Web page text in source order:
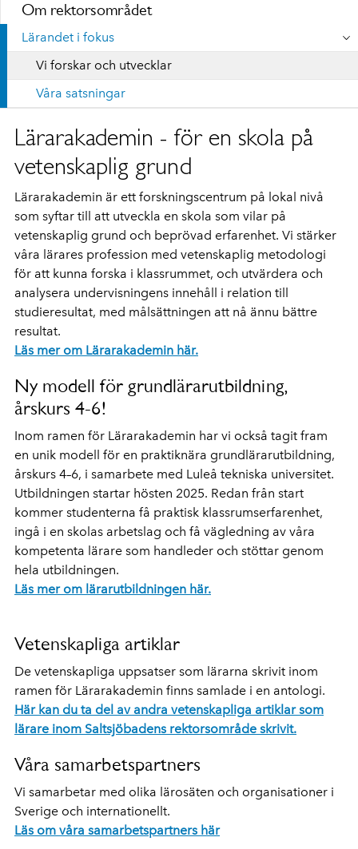
Om rektorsområdet
Lärandet i fokus
Vi forskar och utvecklar
Våra satsningar
Lärarakademin - för en skola på
vetenskaplig grund
Lärarakademin är ett forskningscentrum på lokal nivå
som syftar till att utveckla en skola som vilar på
vetenskaplig grund och beprövad erfarenhet. Vi stärker
våra lärares profession med vetenskaplig metodologi
för att kunna forska i klassrummet, och utvärdera och
analysera undervisningens innehåll i relation till
studieresultat, med målsättningen att nå ännu bättre
resultat.
Läs mer om Lärarakademin här.
Ny modell för grundlärarutbildning,
årskurs 4-6!
Inom ramen för Lärarakademin har vi också tagit fram
en unik modell för en praktiknära grundlärarutbildning,
årskurs 4–6, i samarbete med Luleå tekniska universitet.
Utbildningen startar hösten 2025. Redan från start
kommer studenterna få praktisk klassrumserfarenhet,
ingå i en skolas arbetslag och få vägledning av våra
kompetenta lärare som handleder och stöttar genom
hela utbildningen.
Läs mer om lärarutbildningen här.
Vetenskapliga artiklar
De vetenskapliga uppsatser som lärarna skrivit inom
ramen för Lärarakademin finns samlade i en antologi.
Här kan du ta del av andra vetenskapliga artiklar som
lärare inom Saltsjöbadens rektorsområde skrivit.
Våra samarbetspartners
Vi samarbetar med olika lärosäten och organisationer i
Sverige och internationellt.
Läs om våra samarbetspartners här